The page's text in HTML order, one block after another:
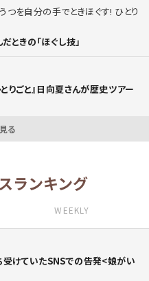
つを自分の手でときほぐす! ひとり
ときの「ほぐし技」
りごと』日向夏さんが歴史ツアー
る
ランキング
WEEKLY
受けていたSNSでの告発<娘がい